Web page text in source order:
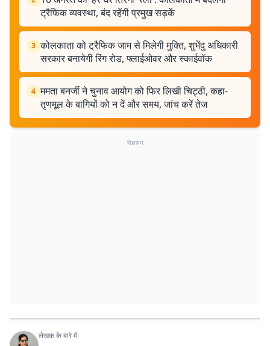
ट्रैफिक व्यवस्था, बंद रहेंगी प्रमुख सड़कें
3 कोलकाता को ट्रैफिक जाम से मिलेगी मुक्ति, शुभेंदु अधिकारी
सरकार बनायेगी रिंग रोड, फ्लाईओवर और स्काईवॉक
4 ममता बनर्जी ने चुनाव आयोग को फिर लिखी चिट्ठी, कहा-
तृणमूल के बागियों को न दें और समय, जांच करें तेज
विज्ञापन
लेखक के बारे में